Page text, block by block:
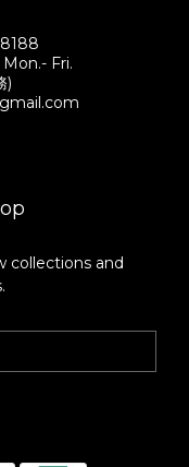
Fri.
)
collections and